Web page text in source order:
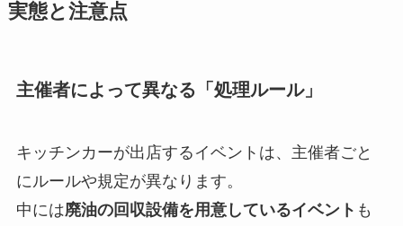
実態と注意点
主催者によって異なる「処理ルール」
キッチンカーが出店するイベントは、主催者ごと
にルールや規定が異なります。
中には廃油の回収設備を用意しているイベント も